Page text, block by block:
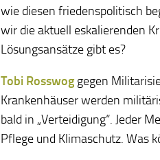
wie diesen friedenspolitisch
wir die aktuell eskalierenden
Lösungsansätze gibt es?
Tobi Rosswog gegen
Krankenhäuser werden
bald in „Verteidigung“. Jeder
Pflege und Klimaschutz. Was